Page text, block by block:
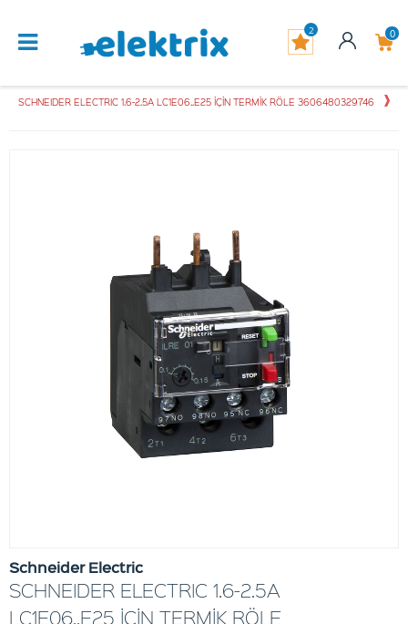
0
2
SCHNEIDER ELECTRIC 1.6-2.5A LC1E06..E25 İÇİN TERMİK RÖLE 3606480329746
Schneider Electric
SCHNEIDER ELECTRIC 1.6-2.5A
LC1E06..E25 İÇİN TERMİK RÖLE